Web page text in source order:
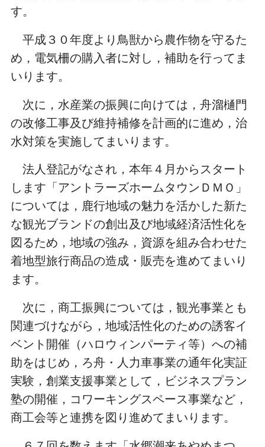
す。
平成３０年度より鳥獣から農作物を守るた
め，電気柵の購入者に対し，補助を行ってま
いります。
次に，水産業の振興に向けては，舟溜樋門
の改修工事及び維持補修を計画的に進め，治
水対策を実施してまいります。
法人登記がなされ，本年４月からスタート
します「アントラーズホームタウンＤＭＯ」
については，鹿行地域の魅力を活かした新た
な観光ブランドの創出及び地域経済活性化を
図るため，地域の強み，資源を組み合わせた
着地型旅行商品の造成・販売を進めてまいり
ます。
次に，商工振興については，観光事業とも
関連づけながら，地域活性化のための誘客イ
ベント開催（ハロウィンパーティ等）への補
助をはじめ，ろ舟・人力車事業の通年化実証
実験，創業支援事業として，ビジネスプラン
塾の開催，コワーキングスペース事業など，
商工会等と連携を図り進めてまいります。